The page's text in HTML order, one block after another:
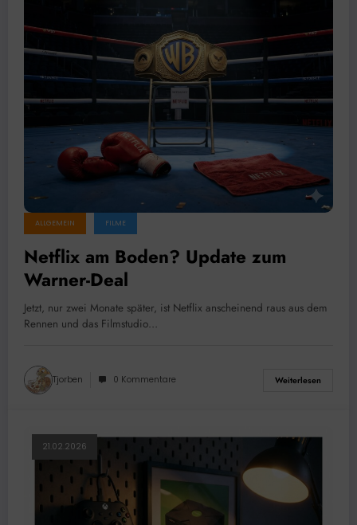
ALLGEMEIN FILME
Netflix am Boden? Update zum
Warner-Deal
Jetzt, nur zwei Monate später, ist Netflix anscheinend raus aus dem
Rennen und das Filmstudio…
Tjorben 0 Kommentare Weiterlesen
21.02.2026